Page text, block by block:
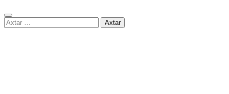
Axtarış: